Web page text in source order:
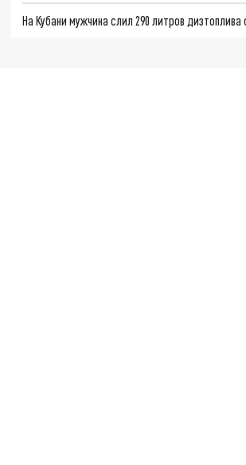
На Кубани мужчина слил 290 литров дизтоплива